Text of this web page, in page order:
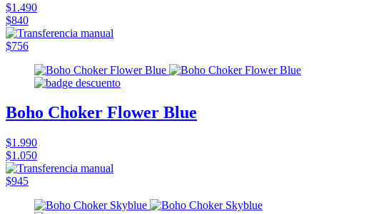
$1.490
$840
$756
Boho Choker Flower Blue
$1.990
$1.050
$945